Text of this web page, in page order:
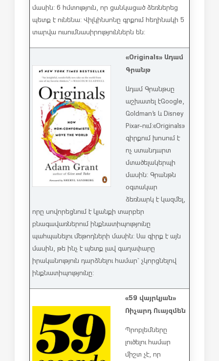
մասին: 6 հմտություն, որ ցանկացած ձեռներեց
պետք է ունենա: Վիլկինսոնը գրքում հեղինակի 5
տարվա ուսումնասիրություններն են:
«Originals» Ադամ
Գրանթ
Ադամ Գրանթսը
աշխատել է Google,
Goldman’s և Disney
Pixar-ում: «Originals»
գիրքում խոսում է
ոչ ստանդարտ
մտածելակերպի
մասին: Գրանթն
օգտակար
ձեռնարկ է կազմել,
որը սովորեցնում է կյանքի տարբեր
բնագավառներում ինքնատիպությունը
պահպանելու մեթոդների մասին: Սա գիրք է այն
մասին, թե ինչ է պետք լավ գաղափարը
իրականություն դարձնելու համար` չկորցնելով
ինքնատիպությունը:
«59 վայրկյան»
Ռիչարդ Ուայզմեն
Պրոբլեմները
լուծելու համար
միշտ չէ, որ